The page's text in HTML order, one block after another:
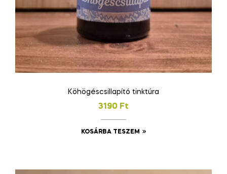
Köhögéscsillapító tinktúra
3190 Ft
KOSÁRBA TESZEM